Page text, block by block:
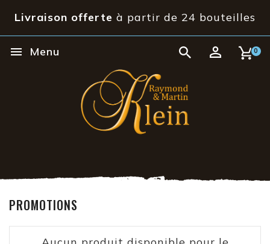
Livraison offerte à partir de 24 bouteilles
 Menu 0
PROMOTIONS